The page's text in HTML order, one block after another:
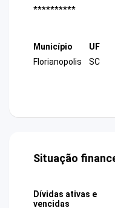
**********
Município
Florianopolis
UF
SC
Situação
Dívidas ativas e
vencidas